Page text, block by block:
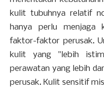
kulit tubuhnya relatif
hanya perlu menjaga
faktor-faktor perusak.
kulit yang "lebih
perawatan yang lebih
perusak. Kulit sensitif